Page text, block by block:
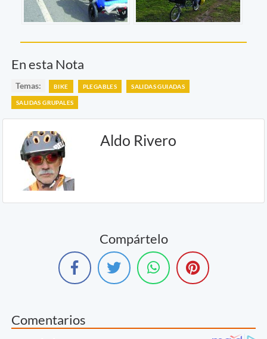
En esta Nota
Temas: BIKE PLEGABLES SALIDAS GUIADAS
SALIDAS GRUPALES
Aldo Rivero
Compártelo
Comentarios